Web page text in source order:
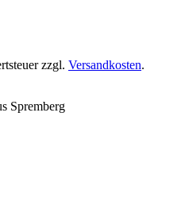
zzgl. Versandkosten.
Spremberg